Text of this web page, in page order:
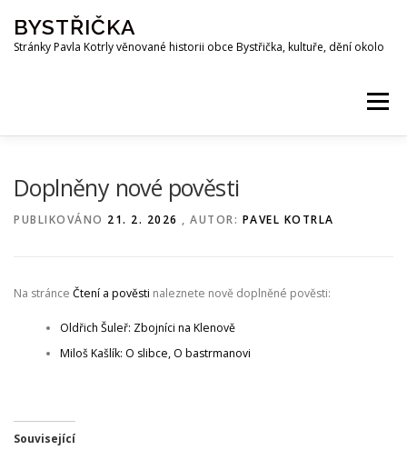
obsah
BYSTŘIČKA
Stránky Pavla Kotrly věnované historii obce Bystřička, kultuře, dění okolo
Menu
ČTENÍ A POVĚSTI
Doplněny nové pověsti
PUBLIKOVÁNO 21. 2. 2026 , AUTOR: PAVEL KOTRLA
Na stránce Čtení a pověsti naleznete nově doplněné pověsti:
Oldřich Šuleř: Zbojníci na Klenově
Miloš Kašlík: O slibce, O bastrmanovi
Související